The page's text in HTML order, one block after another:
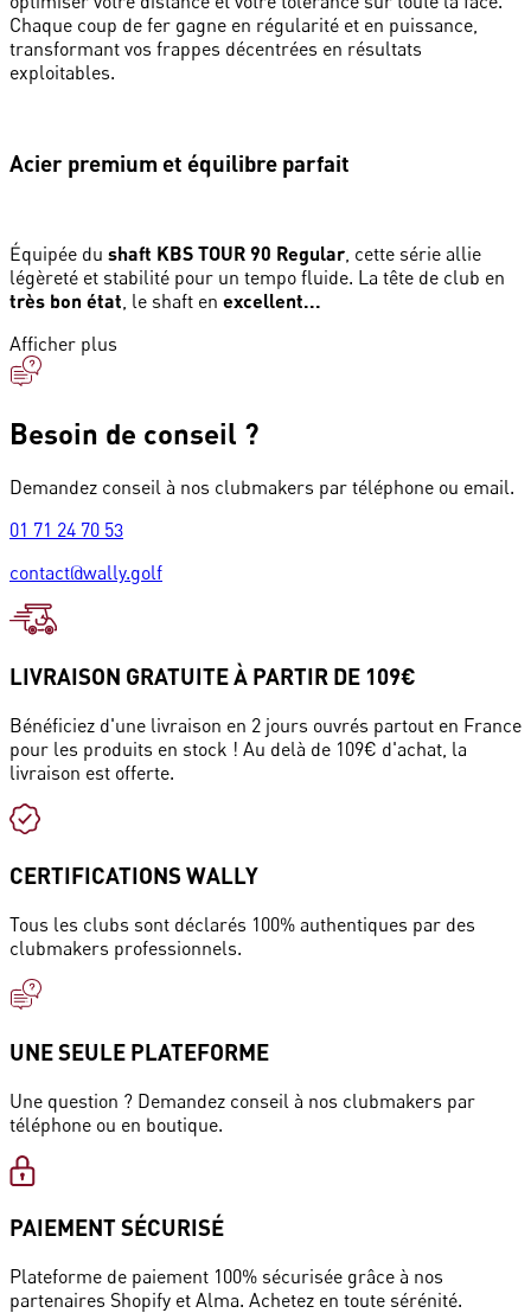
Chaque coup de fer gagne en régularité et en puissance,
transformant vos frappes décentrées en résultats
exploitables.
Acier premium et équilibre parfait
Équipée du shaft KBS TOUR 90 Regular, cette série allie
légèreté et stabilité pour un tempo fluide. La tête de club en
très bon état, le shaft en excellent...
Afficher plus
Besoin de conseil ?
Demandez conseil à nos clubmakers par téléphone ou email.
01 71 24 70 53
contact@wally.golf
LIVRAISON GRATUITE À PARTIR DE 109€
Bénéficiez d'une livraison en 2 jours ouvrés partout en France
pour les produits en stock ! Au delà de 109€ d'achat, la
livraison est offerte.
CERTIFICATIONS WALLY
Tous les clubs sont déclarés 100% authentiques par des
clubmakers professionnels.
UNE SEULE PLATEFORME
Une question ? Demandez conseil à nos clubmakers par
téléphone ou en boutique.
PAIEMENT SÉCURISÉ
Plateforme de paiement 100% sécurisée grâce à nos
partenaires Shopify et Alma. Achetez en toute sérénité.